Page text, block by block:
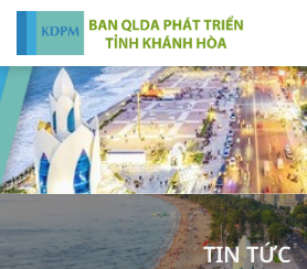
TIN TỨC